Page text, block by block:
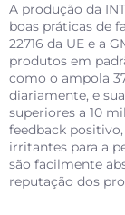
A produção da
boas práticas de
22716 da UE e a
produtos em
como o ampola
diariamente, e
superiores a 10
feedback
irritantes para a
são facilmente
reputação dos